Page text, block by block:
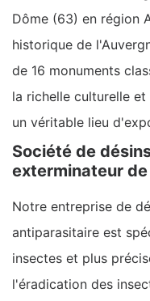
Dôme (63) en région
historique de
de 16 monuments
la richelle culturelle
un véritable lieu
Société de
exterminateur
Notre entreprise de
antiparasitaire est
insectes et plus
l'éradication des